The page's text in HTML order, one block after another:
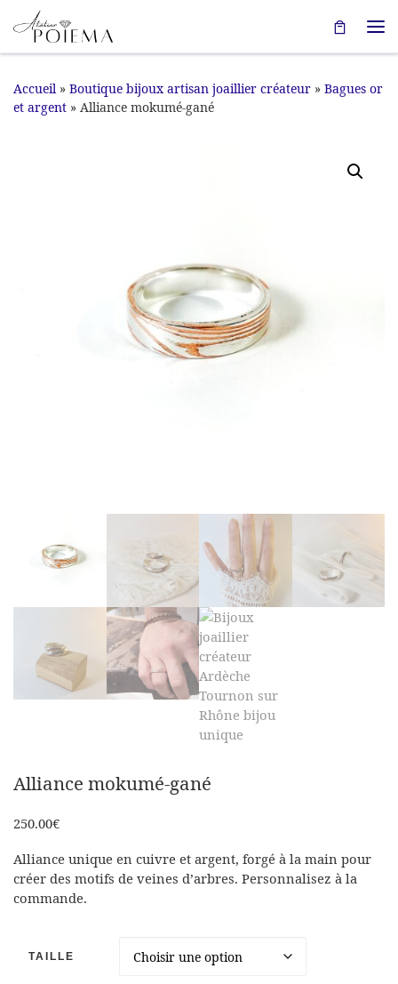
Passer au contenu
Accueil » Boutique bijoux artisan joaillier créateur » Bagues or
et argent » Alliance mokumé-gané
Alliance mokumé-gané
250.00€
Alliance unique en cuivre et argent, forgé à la main pour
créer des motifs de veines d’arbres. Personnalisez à la
commande.
TAILLE